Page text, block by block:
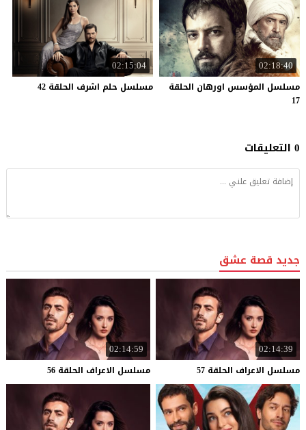
02:18:40
مسلسل المؤسس اورهان الحلقة
17
02:15:04
مسلسل حلم اشرف الحلقة 42
0 التعليقات
جديد قصة عشق
02:14:39
مسلسل الاعراف الحلقة 57
02:14:59
مسلسل الاعراف الحلقة 56